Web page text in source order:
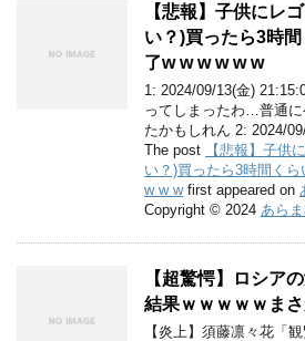
【悲報】子供にレ
い？)買ったら3時
了w w w w w w
1: 2024/09/13(金)
ってしまったわ…普通
たかもしれん 2: 2024/
The post
【悲報】子供
い？)買ったら3時間く
w w wfirst appeared on
Copyright © 2024 あら
【超驚愕】ロシア
結果ｗｗｗｗｗま
【炎上】須藤凛々花「